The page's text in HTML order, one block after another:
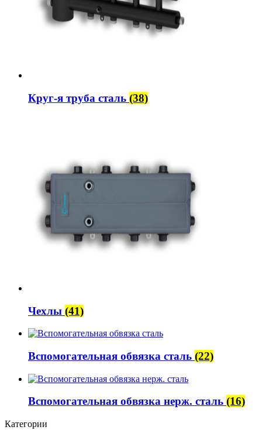
Круг-я труба сталь (38)
Чехлы (41)
Вспомогательная обвязка сталь (22)
Вспомогательная обвязка нерж. сталь (16)
Категории